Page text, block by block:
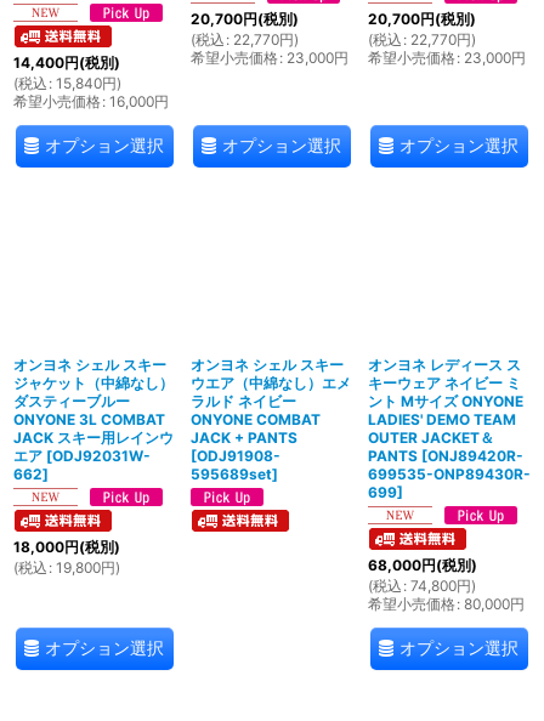
14,400円(税別)
(税込 : 15,840円)
希望小売価格: 16,000円
オプション選択
20,700円(税別)
(税込 : 22,770円)
希望小売価格: 23,000円
オプション選択
20,700円(税別)
(税込 : 22,770円)
希望小売価格: 23,000円
オプション選択
オンヨネ シェル スキー
ジャケット（中綿なし）
ダスティーブルー
ONYONE 3L COMBAT
JACK スキー用レインウ
エア [ODJ92031W-
662]
18,000円(税別)
(税込 : 19,800円)
オプション選択
オンヨネ シェル スキー
ウエア（中綿なし）エメ
ラルド ネイビー
ONYONE COMBAT
JACK + PANTS
[ODJ91908-
595689set]
オンヨネ レディース ス
キーウェア ネイビー ミ
ント Mサイズ ONYONE
LADIES' DEMO TEAM
OUTER JACKET＆
PANTS [ONJ89420R-
699535-ONP89430R-
699]
68,000円(税別)
(税込 : 74,800円)
希望小売価格: 80,000円
オプション選択